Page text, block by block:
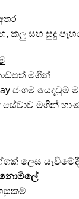
කලු සහ සුදු
මගින්
ජංගම
සේවාව මගින්
ලෙස යැවීමේදී
නොමිලේ